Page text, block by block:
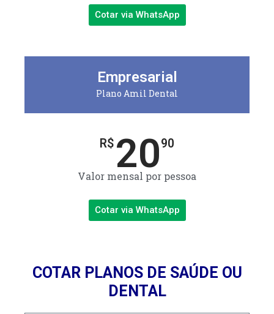
Cotar via WhatsApp
Empresarial
Plano Amil Dental
R$ 2090
Valor mensal por pessoa
Cotar via WhatsApp
COTAR PLANOS DE SAÚDE OU
DENTAL